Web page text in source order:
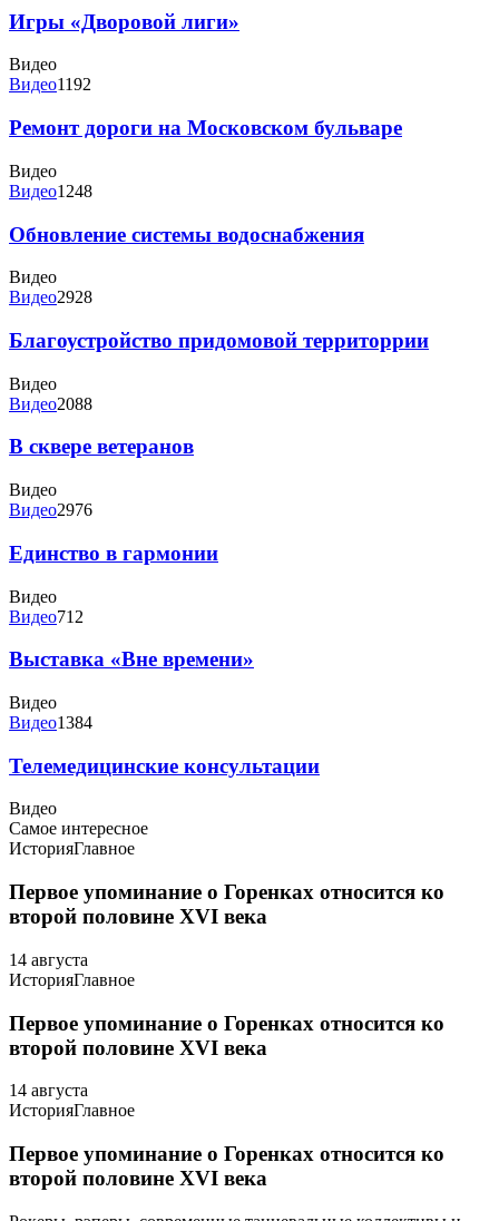
Игры «Дворовой лиги»
Видео
Видео1192
Ремонт дороги на Московском бульваре
Видео
Видео1248
Обновление системы водоснабжения
Видео
Видео2928
Благоустройство придомовой территоррии
Видео
Видео2088
В сквере ветеранов
Видео
Видео2976
Единство в гармонии
Видео
Видео712
Выставка «Вне времени»
Видео
Видео1384
Телемедицинские консультации
Видео
Самое интересное
ИсторияГлавное
Первое упоминание о Горенках относится ко
второй половине XVI века
14 августа
ИсторияГлавное
Первое упоминание о Горенках относится ко
второй половине XVI века
14 августа
ИсторияГлавное
Первое упоминание о Горенках относится ко
второй половине XVI века